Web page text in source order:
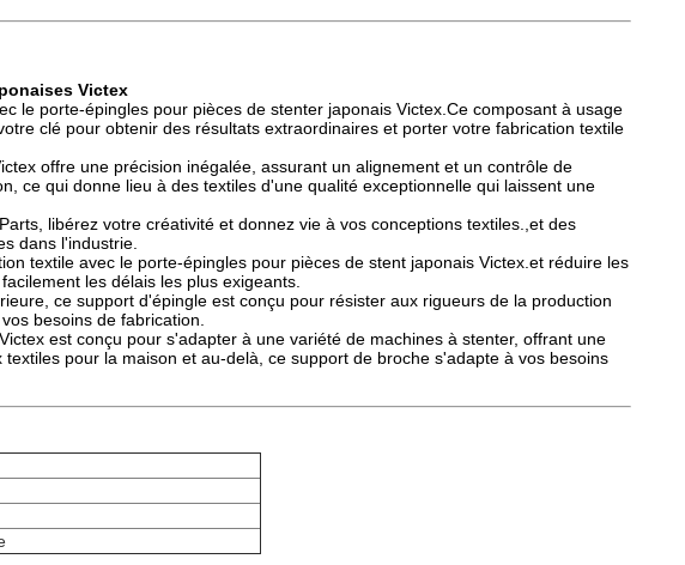
Victex
le porte-épingles pour pièces de stenter japonais Victex.Ce composant à usage
clé pour obtenir des résultats extraordinaires et porter votre fabrication textile
offre une précision inégalée, assurant un alignement et un contrôle de
ce qui donne lieu à des textiles d'une qualité exceptionnelle qui laissent une
libérez votre créativité et donnez vie à vos conceptions textiles.,et des
dans l'industrie.
textile avec le porte-épingles pour pièces de stent japonais Victex.et réduire les
les délais les plus exigeants.
ce support d'épingle est conçu pour résister aux rigueurs de la production
besoins de fabrication.
est conçu pour s'adapter à une variété de machines à stenter, offrant une
pour la maison et au-delà, ce support de broche s'adapte à vos besoins